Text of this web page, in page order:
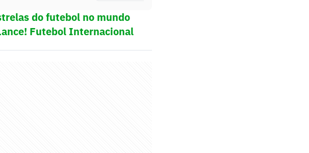
do futebol no mundo
Futebol Internacional